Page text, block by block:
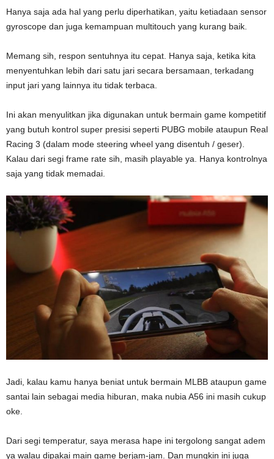
Hanya saja ada hal yang perlu diperhatikan, yaitu ketiadaan sensor
gyroscope dan juga kemampuan multitouch yang kurang baik.
Memang sih, respon sentuhnya itu cepat. Hanya saja, ketika kita
menyentuhkan lebih dari satu jari secara bersamaan, terkadang
input jari yang lainnya itu tidak terbaca.
Ini akan menyulitkan jika digunakan untuk bermain game kompetitif
yang butuh kontrol super presisi seperti PUBG mobile ataupun Real
Racing 3 (dalam mode steering wheel yang disentuh / geser).
Kalau dari segi frame rate sih, masih playable ya. Hanya kontrolnya
saja yang tidak memadai.
Jadi, kalau kamu hanya beniat untuk bermain MLBB ataupun game
santai lain sebagai media hiburan, maka nubia A56 ini masih cukup
oke.
Dari segi temperatur, saya merasa hape ini tergolong sangat adem
ya walau dipakai main game berjam-jam. Dan mungkin ini juga